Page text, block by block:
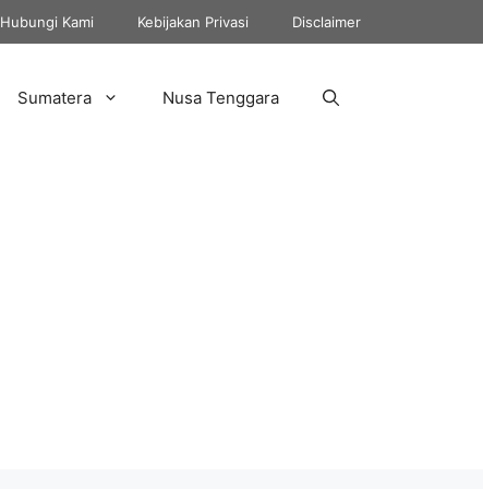
Hubungi Kami Kebijakan Privasi Disclaimer
Sumatera Nusa Tenggara